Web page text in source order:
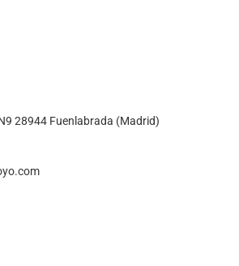
28944 Fuenlabrada (Madrid)